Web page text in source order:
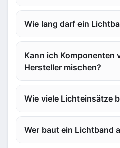
Wie lang darf ein
Kann ich Komponenten
Hersteller mischen?
Wie viele Lichteinsätze
Wer baut ein Lichtband